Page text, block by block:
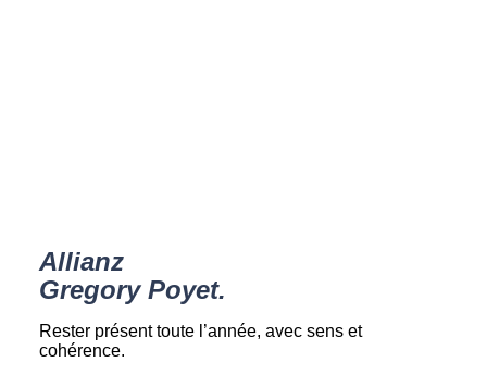
Allianz
Gregory Poyet.
Rester présent toute l’année, avec sens et
cohérence.